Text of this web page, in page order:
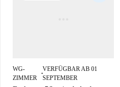
WG-
ZIMMER
■
VERFÜGBAR AB 01
SEPTEMBER